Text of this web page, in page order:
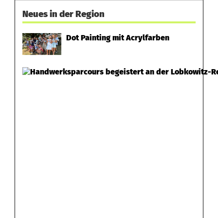
Neues in der Region
Dot Painting mit Acrylfarben